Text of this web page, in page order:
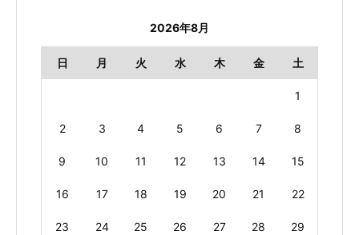
2026年8月
日 月 火 水 木 金 土
1
2 3 4 5 6 7 8
9 10 11 12 13 14 15
16 17 18 19 20 21 22
23 24 25 26 27 28 29